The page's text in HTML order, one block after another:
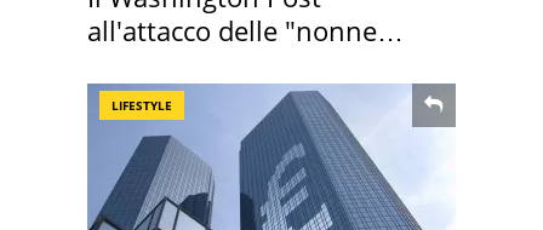
all'attacco delle "nonne
LIFESTYLE